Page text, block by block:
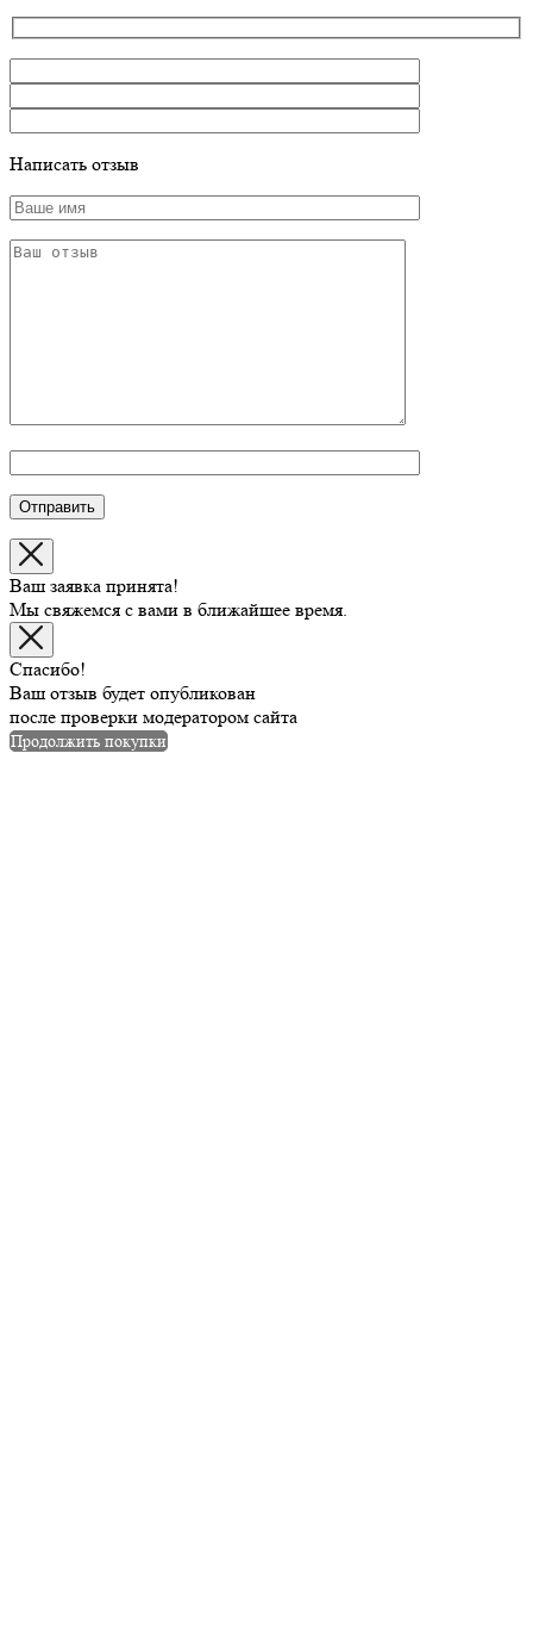
Написать отзыв
Ваш заявка принята!
Мы свяжемся с вами в ближайшее время.
Спасибо!
Ваш отзыв будет опубликован
после проверки модератором сайта
Продолжить покупки